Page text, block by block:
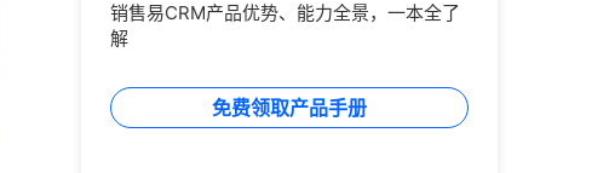
销售易CRM产品优势、能力全景，一本全了
解
免费领取产品手册